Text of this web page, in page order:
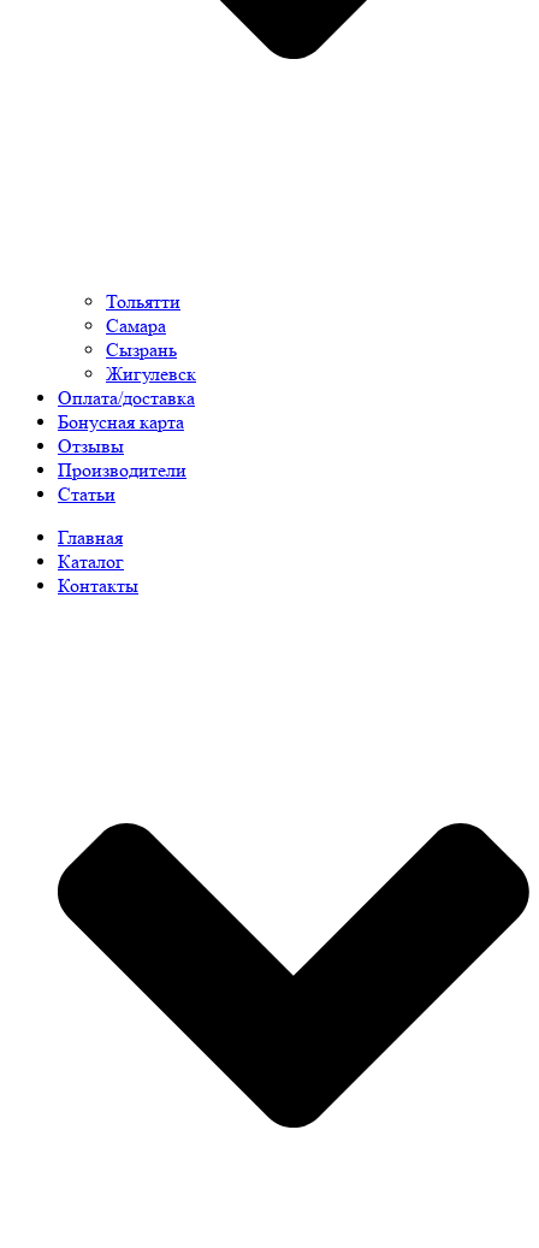
Тольятти
Самара
Сызрань
Жигулевск
Оплата/доставка
Бонусная карта
Отзывы
Производители
Статьи
Главная
Каталог
Контакты